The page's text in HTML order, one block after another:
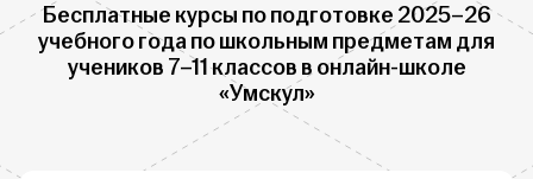
Бесплатные курсы по подготовке 2025–26
учебного года по школьным предметам для
учеников 7–11 классов в онлайн-школе
«Умскул»